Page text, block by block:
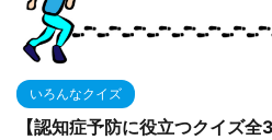
いろんなクイズ
【認知症予防に役立つクイズ